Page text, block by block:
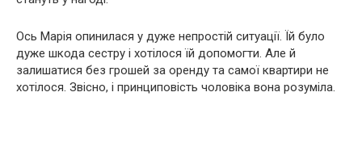
Ось Марія опинилася у дуже непростій ситуації. Їй було
дуже шкода сестру і хотілося їй допомогти. Але й
залишатися без грошей за оренду та самої квартири не
хотілося. Звісно, ​​і принциповість чоловіка вона розуміла.